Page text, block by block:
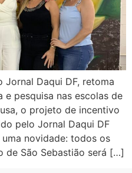
Jornal Daqui DF, retoma
pesquisa nas escolas de
o projeto de incentivo
pelo Jornal Daqui DF
novidade: todos os
de São Sebastião será […]